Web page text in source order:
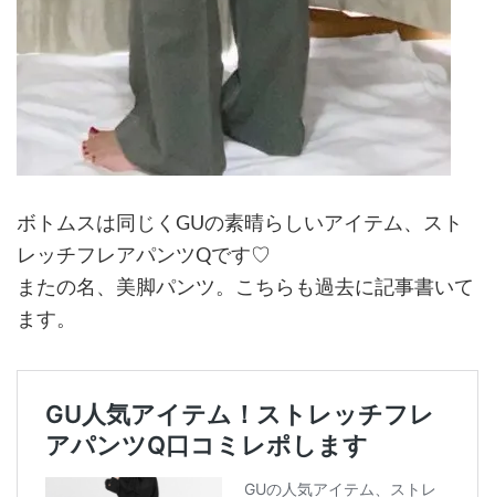
ボトムスは同じくGUの素晴らしいアイテム、スト
レッチフレアパンツQです♡
またの名、美脚パンツ。こちらも過去に記事書いて
ます。